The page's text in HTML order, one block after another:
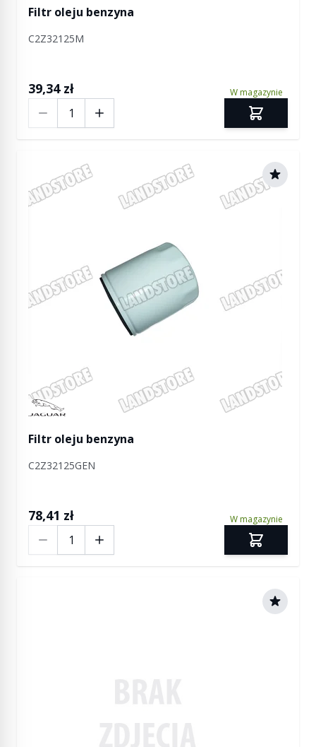
Filtr oleju benzyna
C2Z32125M
39,34 zł W magazynie
Manufactured by Jaguar
Filtr oleju benzyna
C2Z32125GEN
78,41 zł W magazynie